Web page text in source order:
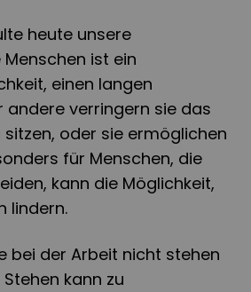
heute unsere
ist ein
einen langen
andere verringern sie das
oder sie ermöglichen
für Menschen, die
kann die Möglichkeit,
lindern.
bei der Arbeit nicht stehen
kann zu